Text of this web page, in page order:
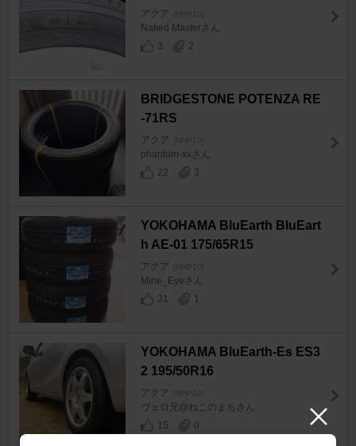
アクア [NHP10]
Naked Masterさん
3
2
BRIDGESTONE POTENZA RE
-71RS
アクア [NHP10]
phantom-xxさん
22
3
YOKOHAMA BluEarth BluEart
h AE-01 175/65R15
アクア [NHP10]
Mine_Eyeさん
31
1
YOKOHAMA BluEarth-Es ES3
2 195/50R16
アクア [NHP10]
ヴェロ兄@ねこのまちさん
15
0